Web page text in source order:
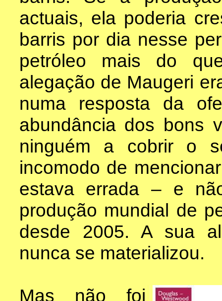
actuais, ela poderia
barris por dia nesse
petróleo mais do
alegação de Maugeri
numa resposta da
abundância dos bons
ninguém a cobrir o
incomodo de
estava errada – e
produção mundial de
desde 2005. A sua
nunca se materializou.
Mas não foi